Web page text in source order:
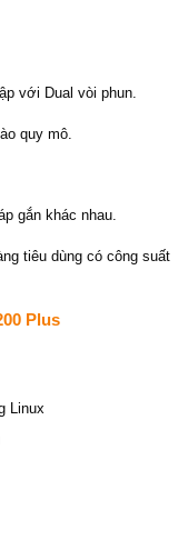
với Dual vòi phun.
quy mô.
gắn khác nhau.
tiêu dùng có công suất
Plus
Linux